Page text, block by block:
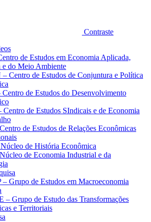
Contraste
de Estudos em Economia Aplicada,
e do Meio Ambiente
Centro de Estudos de Conjuntura e Política
de Estudos do Desenvolvimento
de Estudos SIndicais e de Economia
de Estudos de Relações Econômicas
de História Econômica
de Economia Industrial e da
Grupo de Estudos em Macroeconomia
– Grupo de Estudo das Transformações
e Territoriais